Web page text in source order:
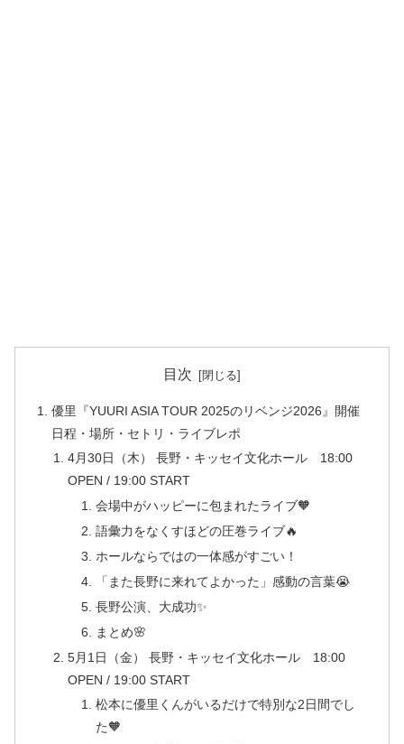
目次
優里『YUURI ASIA TOUR 2025のリベンジ2026』開催
日程・場所・セトリ・ライブレポ
4月30日（木） 長野・キッセイ⽂化ホール 18:00
OPEN / 19:00 START
会場中がハッピーに包まれたライブ🧡
語彙力をなくすほどの圧巻ライブ🔥
ホールならではの一体感がすごい！
「また長野に来れてよかった」感動の言葉😭
長野公演、大成功✨
まとめ🌸
5月1日（金） 長野・キッセイ⽂化ホール 18:00
OPEN / 19:00 START
松本に優里くんがいるだけで特別な2日間でし
た🧡